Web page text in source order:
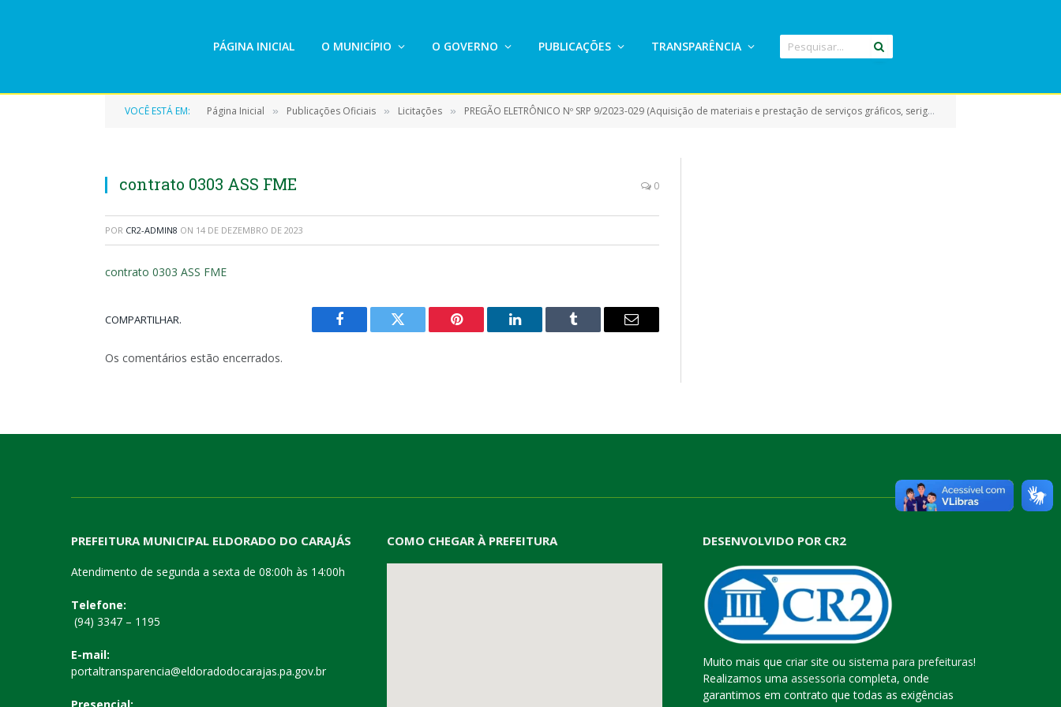
PÁGINA INICIAL O MUNICÍPIO O GOVERNO PUBLICAÇÕES TRANSPARÊNCIA
VOCÊ ESTÁ EM: Página Inicial » Publicações Oficiais » Licitações » PREGÃO ELETRÔNICO Nº SRP 9/2023-029 (Aquisição de materiais e prestação de serviços gráficos, serigrafia e aquisição de camisetas)
contrato 0303 ASS FME 0
POR CR2-ADMIN8 ON 14 DE DEZEMBRO DE 2023
contrato 0303 ASS FME
COMPARTILHAR.
Facebook Twitter Pinterest LinkedIn Tumblr
E-
Os comentários estão encerrados.
PREFEITURA MUNICIPAL ELDORADO DO CARAJÁS
Atendimento de segunda a sexta de 08:00h às 14:00h
Telefone:
(94) 3347 – 1195
E-mail:
portaltransparencia@eldoradodocarajas.pa.gov.br
COMO CHEGAR À PREFEITURA DESENVOLVIDO POR CR2
Muito mais que criar site ou sistema para prefeituras!
Realizamos uma assessoria completa, onde
garantimos em contrato que todas as exigências